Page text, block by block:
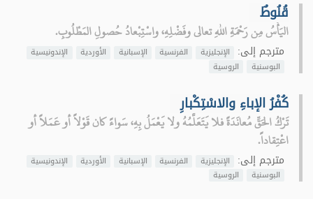
قُنُوطٌ
اليَأْسُ مِن رَحْمَةِ اللهِ تعالى وفَضْلِهِ، واسْتِبْعادُ حُصولِ المَطْلُوبِ.
مترجم إلى: الإنجليزية الفرنسية الإسبانية الأوردية
الإندونيسية
البوسنية
الروسية
كُفْرُ الإباءِ والاسْتِكْبارِ
تَرْكُ الحَقِّ مُعانَدَةً فلا يَتَعَلَّمُهُ ولا يَعْمَلُ بِهِ، سَواءً كان قَوْلاً أو عَمَلاً أو
اعْتِقاداً.
مترجم إلى: الإنجليزية الفرنسية الإسبانية الأوردية
الإندونيسية
البوسنية
الروسية